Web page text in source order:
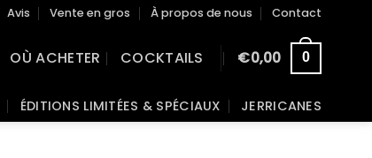
Avis Vente en gros À propos de nous Contact
OÙ ACHETER COCKTAILS €0,00 0
ÉDITIONS LIMITÉES & SPÉCIAUX JERRICANES